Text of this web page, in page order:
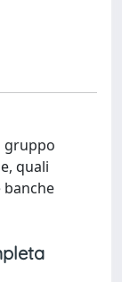
gruppo
quali